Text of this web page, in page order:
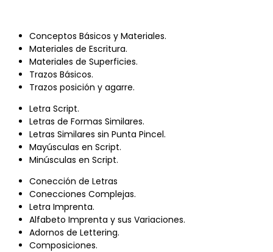
Conceptos Básicos y Materiales.
Materiales de Escritura.
Materiales de Superficies.
Trazos Básicos.
Trazos posición y agarre.
Letra Script.
Letras de Formas Similares.
Letras Similares sin Punta Pincel.
Mayúsculas en Script.
Minúsculas en Script.
Conección de Letras
Conecciones Complejas.
Letra Imprenta.
Alfabeto Imprenta y sus Variaciones.
Adornos de Lettering.
Composiciones.